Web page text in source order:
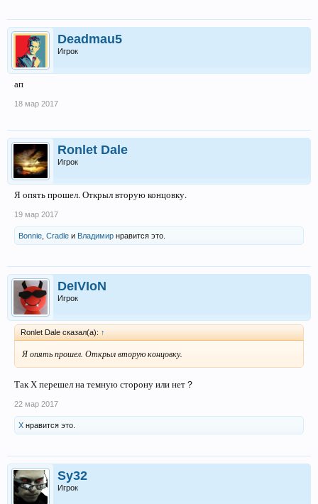
Deadmau5
Игрок
ап
18 мар 2017
Ronlet Dale
Игрок
Я опять прошел. Открыл вторую концовку.
19 мар 2017
Bonnie Cradle и Владимир нравится это.
DeIVIoN
Игрок
Ronlet Dale сказал(а): ↑
Я опять прошел. Открыл вторую концовку.
Так Х перешел на темную сторону или нет？
22 мар 2017
X нравится это.
Sy32
Игрок